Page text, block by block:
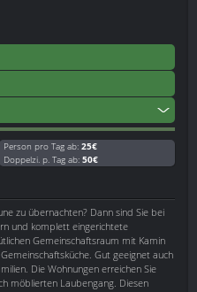
Person pro Tag ab: 25€
Doppelzi. p. Tag ab: 50€
zu übernachten? Dann sind Sie bei
und komplett eingerichtete
Gemeinschaftsraum mit Kamin
Gut geeignet auch
Die Wohnungen erreichen Sie
möblierten Laubengang. Diesen